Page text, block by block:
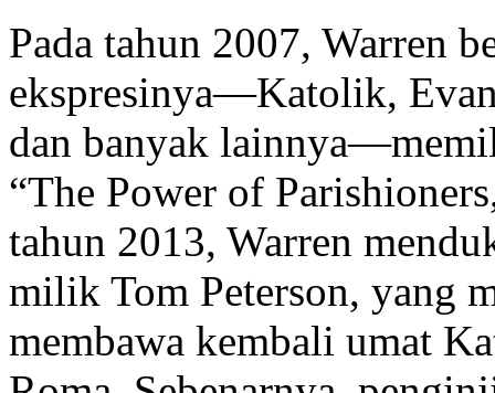
Pada tahun 2007, Warren
ekspresinya—Katolik,
dan banyak
“The Power of
tahun 2013, Warren
milik Tom Peterson, yang
membawa kembali umat